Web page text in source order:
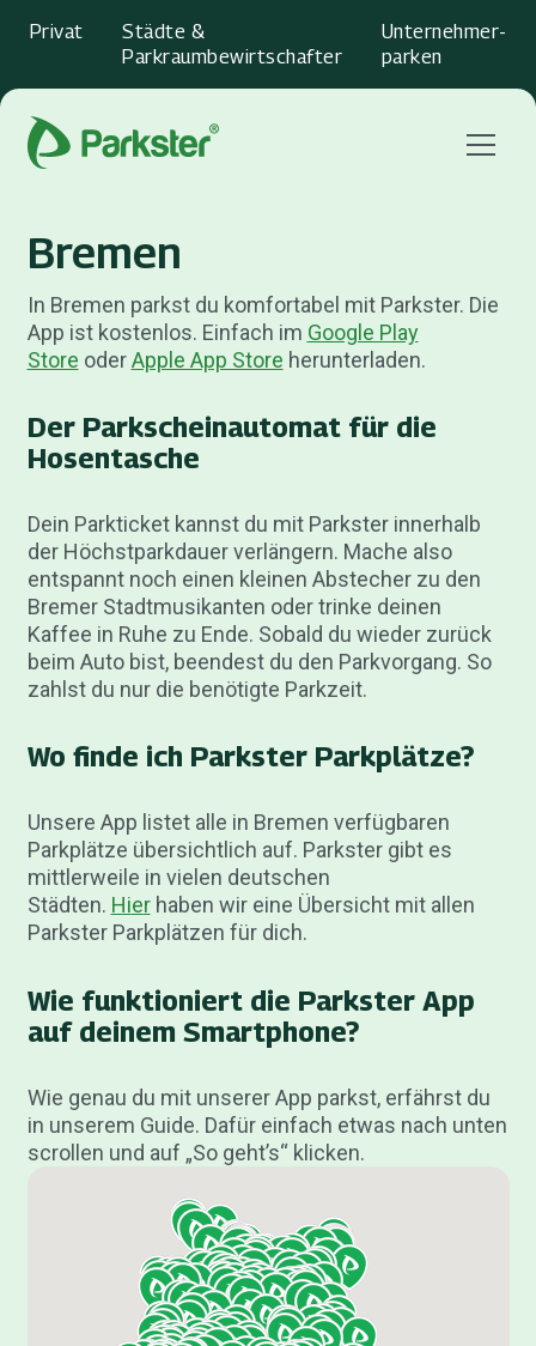
Privat
Städte &
Parkraumbewirtschafter
Unternehmer­
parken
Menu
Bremen
In Bremen parkst du komfortabel mit Parkster. Die
App ist kostenlos. Einfach im Google Play
Store oderApple App Store herunterladen.
Der Parkscheinautomat für die
Hosentasche
Dein Parkticket kannst du mit Parkster innerhalb
der Höchstparkdauer verlängern. Mache also
entspannt noch einen kleinen Abstecher zu den
Bremer Stadtmusikanten oder trinke deinen
Kaffee in Ruhe zu Ende. Sobald du wieder zurück
beim Auto bist, beendest du den Parkvorgang. So
zahlst du nur die benötigte Parkzeit.
Wo finde ich Parkster Parkplätze?
Unsere App listet alle in Bremen verfügbaren
Parkplätze übersichtlich auf. Parkster gibt es
mittlerweile in vielen deutschen
Städten. Hierhaben wir eine Übersicht mit allen
Parkster Parkplätzen für dich.
Wie funktioniert die Parkster App
auf deinem Smartphone?
Wie genau du mit unserer App parkst, erfährst du
in unserem Guide. Dafür einfach etwas nach unten
scrollen und auf „So geht’s“ klicken.